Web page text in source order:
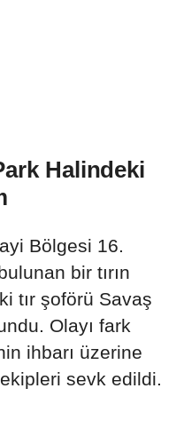
Halindeki
Bölgesi 16.
bir tırın
tır şoförü Savaş
Olayı fark
ihbarı üzerine
sevk edildi.